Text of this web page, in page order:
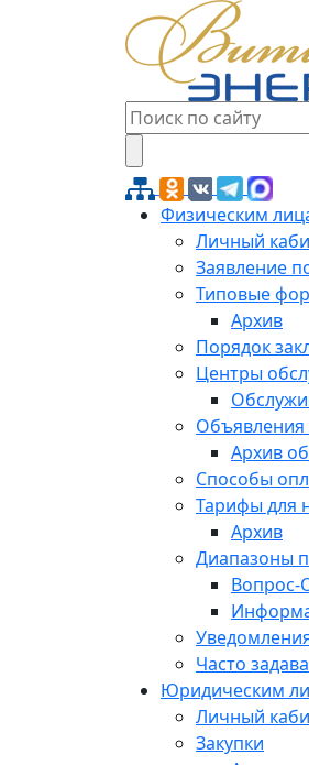
Физическим
Личный
Заявление
Типовые
Архив
Порядок
Центры
Объявления
Архив
Способы
Тарифы для
Архив
Диапазоны
Вопрос-
Часто
Юридическим
Личный
Закупки